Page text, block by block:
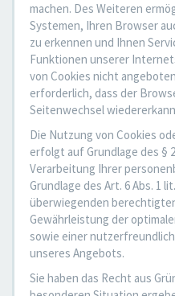
machen. Des Weiteren
Systemen, Ihren Browser
zu erkennen und Ihnen
Funktionen unserer
von Cookies nicht
erforderlich, dass der
Seitenwechsel
Die Nutzung von Cookies
erfolgt auf Grundlage des §
Verarbeitung Ihrer
Grundlage des Art. 6 Abs. 1
überwiegenden
Gewährleistung der
sowie einer
unseres Angebots.
Sie haben das Recht aus